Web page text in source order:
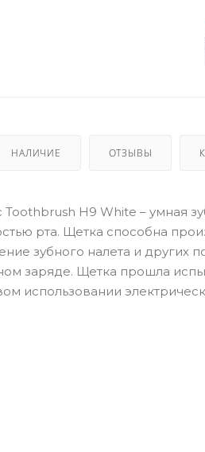
НАЛИЧИЕ ОТЗЫВЫ
Toothbrush H9 White – умная
рта. Щетка способна
зубного налета и других
заряде. Щетка прошла
использовании